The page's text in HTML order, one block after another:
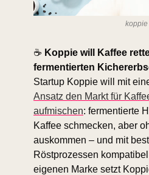
koppie
☕ Koppie will Kaffee
fermentierten
Startup Koppie will mit
Ansatz den Markt für
aufmischen: fermentierte
Kaffee schmecken, aber
auskommen – und mit
Röstprozessen
eigenen Marke setzt